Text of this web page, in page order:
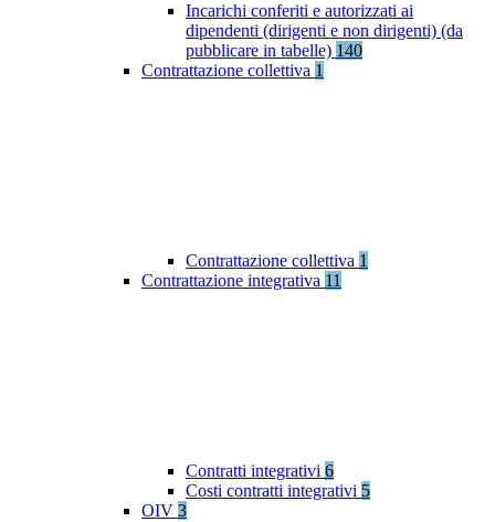
Incarichi conferiti e autorizzati ai
dipendenti (dirigenti e non dirigenti) (da
pubblicare in tabelle) 140
Contrattazione collettiva 1
Contrattazione collettiva 1
Contrattazione integrativa 11
Contratti integrativi 6
Costi contratti integrativi 5
OIV 3